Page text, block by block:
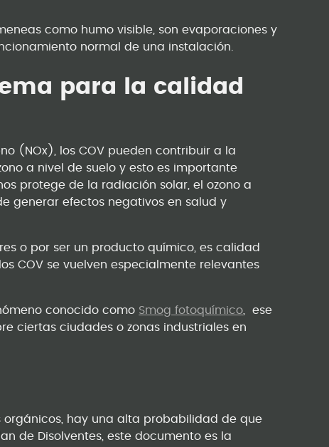
como humo visible, son evaporaciones y
normal de una instalación.
para la calidad
(NOx), los COV pueden contribuir a la
a nivel de suelo y esto es importante
protege de la radiación solar, el ozono a
generar efectos negativos en salud y
o por ser un producto químico, es calidad
COV se vuelven especialmente relevantes
conocido como Smog fotoquímico , ese
ciertas ciudades o zonas industriales en
hay una alta probabilidad de que
de Disolventes, este documento es la